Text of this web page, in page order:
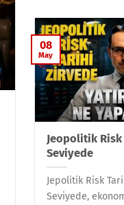
Jeopolitik
Seviyede
Jepolitik Risk
Seviyede,
08
May